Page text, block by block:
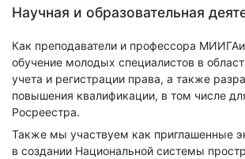
Научная и образовательная
Как преподаватели и профессора
обучение молодых специалистов в
учета и регистрации права, а также
повышения квалификации, в том числе
Росреестра.
Также мы участвуем как приглашенные
в создании Национальной системы